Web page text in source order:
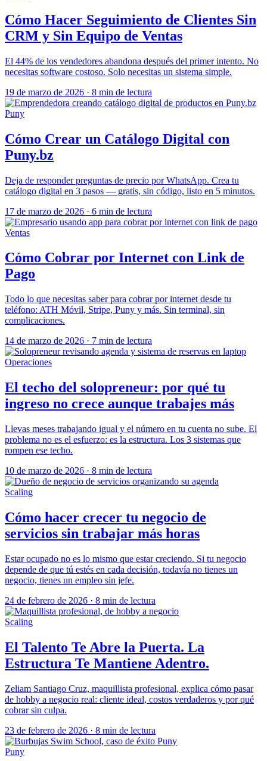
Cómo Hacer Seguimiento de Clientes Sin
CRM y Sin Equipo de Ventas
El 44% de los vendedores abandona después del primer intento. No
necesitas software costoso. Solo necesitas un sistema simple.
19 de marzo de 2026 · 8 min de lectura
Puny
Cómo Crear un Catálogo Digital con
Puny.bz
Deja de responder preguntas de precio por WhatsApp. Crea tu
catálogo digital en 3 pasos — gratis, sin código, listo en 5 minutos.
17 de marzo de 2026 · 6 min de lectura
Ventas
Cómo Cobrar por Internet con Link de
Pago
Todo lo que necesitas saber para cobrar por internet desde tu
teléfono: ATH Móvil, Stripe, Puny y más. Sin terminal, sin
complicaciones.
14 de marzo de 2026 · 7 min de lectura
Operaciones
El techo del solopreneur: por qué tu
ingreso no crece aunque trabajes más
Llevas meses trabajando igual y el número en tu cuenta no sube. El
problema no es el esfuerzo: es la estructura. Los 3 sistemas que
rompen ese techo.
10 de marzo de 2026 · 8 min de lectura
Scaling
Cómo hacer crecer tu negocio de
servicios sin trabajar más horas
Estar ocupado no es lo mismo que estar creciendo. Si tu negocio
depende de que tú estés en cada decisión, todavía no tienes un
negocio, tienes un empleo sin jefe.
24 de febrero de 2026 · 8 min de lectura
Scaling
El Talento Te Abre la Puerta. La
Estructura Te Mantiene Adentro.
Zeliam Santiago Cruz, maquillista profesional, explica cómo pasar
de hobby a negocio real: cliente ideal, costos verdaderos y por qué
cobrar sin culpa.
23 de febrero de 2026 · 8 min de lectura
Puny